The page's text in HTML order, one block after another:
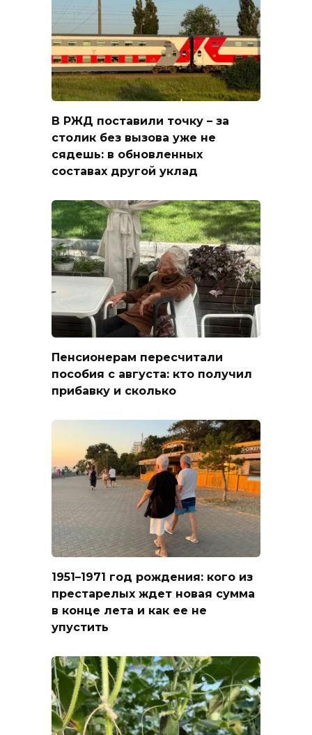
В РЖД поставили точку – за
столик без вызова уже не
сядешь: в обновленных
составах другой уклад
Пенсионерам пересчитали
пособия с августа: кто получил
прибавку и сколько
1951–1971 год рождения: кого из
престарелых ждет новая сумма
в конце лета и как ее не
упустить